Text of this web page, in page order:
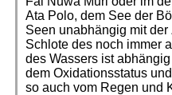
Ata Polo, dem See der
Seen unabhängig mit
Schlote des noch immer
des Wassers ist
dem Oxidationsstatus
so auch vom Regen und